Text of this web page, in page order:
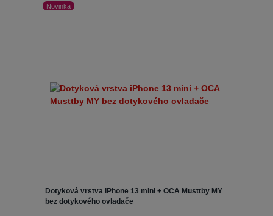
Novinka
Dotyková vrstva iPhone 13 mini + OCA Musttby MY
bez dotykového ovladače